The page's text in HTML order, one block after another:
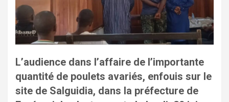
L’audience dans l’affaire de l’importante
quantité de poulets avariés, enfouis sur le
site de Salguidia, dans la préfecture de